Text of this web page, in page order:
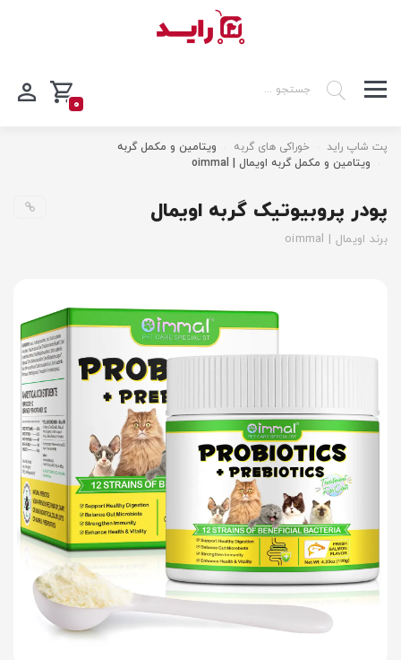
0
پت شاپ راید خوراکی های گربه
ویتامین و مکمل گربه
ویتامین و مکمل گربه اویمال | oimmal
پودر پروبیوتیک گربه اویمال
برند اویمال | oimmal